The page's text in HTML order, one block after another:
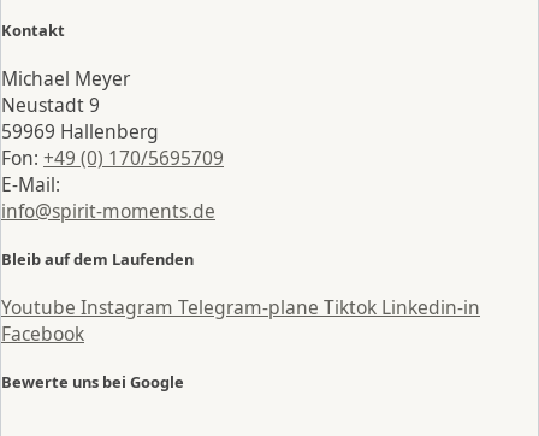
Kontakt
Michael Meyer
Neustadt 9
59969 Hallenberg
Fon: +49 (0) 170/5695709
E-Mail:
info@spirit-moments.de
Bleib auf dem Laufenden
Youtube Instagram Telegram-plane Tiktok Linkedin-in
Facebook
Bewerte uns bei Google